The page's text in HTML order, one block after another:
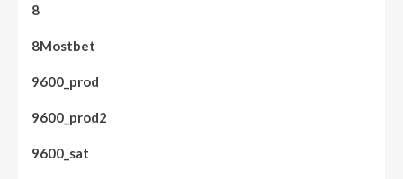
8
8Mostbet
9600_prod
9600_prod2
9600_sat